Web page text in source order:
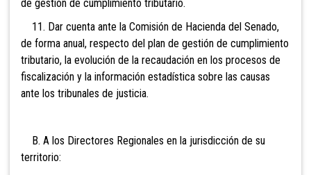
de gestión de cumplimiento tributario.
11. Dar cuenta ante la Comisión de Hacienda del Senado,
de forma anual, respecto del plan de gestión de cumplimiento
tributario, l a evolución de la recaudación en los procesos de
fiscalización y la información estadística sobre las causas
ante los tribunales de justicia.
B. A los Directores Regionales en la jurisdicción de su
territorio: